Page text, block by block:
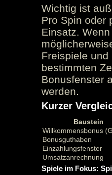
Wichtig ist
Pro Spin oder
Einsatz.
Freispiele
bestimmten
Bonusfenster
werden.
Kurzer
Baustein
Willkommensbonus
Bonusguthaben
Einzahlungsfenster
Umsatzanrechnung
Spiele im Fokus: